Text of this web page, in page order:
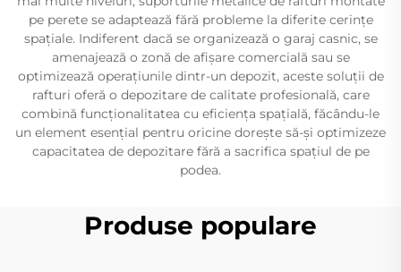
pe perete se adaptează fără probleme la diferite cerințe
spațiale. Indiferent dacă se organizează o garaj casnic, se
amenajează o zonă de afișare comercială sau se
optimizează operațiunile dintr-un depozit, aceste soluții de
rafturi oferă o depozitare de calitate profesională, care
combină funcționalitatea cu eficiența spațială, făcându-le
un element esențial pentru oricine dorește să-și optimizeze
capacitatea de depozitare fără a sacrifica spațiul de pe
podea.
Produse populare